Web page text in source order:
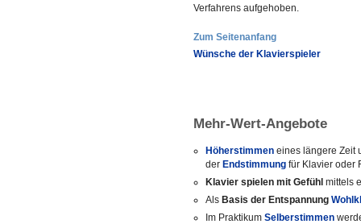
Verfahrens aufgehoben.
Zum Seitenanfang
Wünsche der Klavierspieler
Mehr-Wert-Angebote
Höherstimmen eines längere Zeit
der Endstimmung für Klavier oder
Klavier spielen mit Gefühl mittels
Als Basis der Entspannung
Im PraktikumSelberstimmen